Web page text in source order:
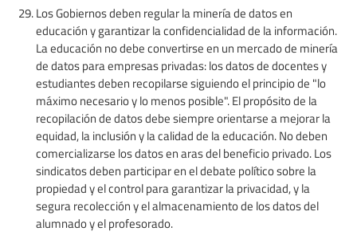
Los Gobiernos deben regular la minería de datos en
educación y garantizar la confidencialidad de la información.
La educación no debe convertirse en un mercado de minería
de datos para empresas privadas: los datos de docentes y
estudiantes deben recopilarse siguiendo el principio de "lo
máximo necesario y lo menos posible". El propósito de la
recopilación de datos debe siempre orientarse a mejorar la
equidad, la inclusión y la calidad de la educación. No deben
comercializarse los datos en aras del beneficio privado. Los
sindicatos deben participar en el debate político sobre la
propiedad y el control para garantizar la privacidad, y la
segura recolección y el almacenamiento de los datos del
alumnado y el profesorado.